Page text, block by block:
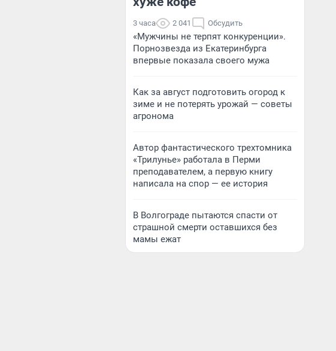
3 часа 2 041 Обсудить
«Мужчины не терпят конкуренции».
Порнозвезда из Екатеринбурга
впервые показала своего мужа
Как за август подготовить огород к
зиме и не потерять урожай — советы
агронома
Автор фантастического трехтомника
«Трилунье» работала в Перми
преподавателем, а первую книгу
написала на спор — ее история
В Волгограде пытаются спасти от
страшной смерти оставшихся без
мамы ежат